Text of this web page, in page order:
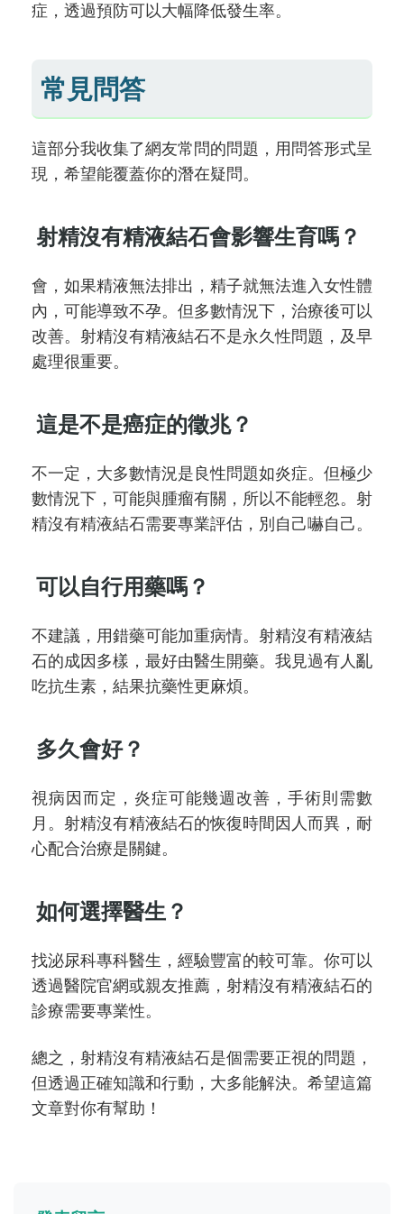
症，透過預防可以大幅降低發生率。
常見問答
這部分我收集了網友常問的問題，用問答形式呈
現，希望能覆蓋你的潛在疑問。
射精沒有精液結石會影響生育嗎？
會，如果精液無法排出，精子就無法進入女性體
內，可能導致不孕。但多數情況下，治療後可以
改善。射精沒有精液結石不是永久性問題，及早
處理很重要。
這是不是癌症的徵兆？
不一定，大多數情況是良性問題如炎症。但極少
數情況下，可能與腫瘤有關，所以不能輕忽。射
精沒有精液結石需要專業評估，別自己嚇自己。
可以自行用藥嗎？
不建議，用錯藥可能加重病情。射精沒有精液結
石的成因多樣，最好由醫生開藥。我見過有人亂
吃抗生素，結果抗藥性更麻煩。
多久會好？
視病因而定，炎症可能幾週改善，手術則需數
月。射精沒有精液結石的恢復時間因人而異，耐
心配合治療是關鍵。
如何選擇醫生？
找泌尿科專科醫生，經驗豐富的較可靠。你可以
透過醫院官網或親友推薦，射精沒有精液結石的
診療需要專業性。
總之，射精沒有精液結石是個需要正視的問題，
但透過正確知識和行動，大多能解決。希望這篇
文章對你有幫助！